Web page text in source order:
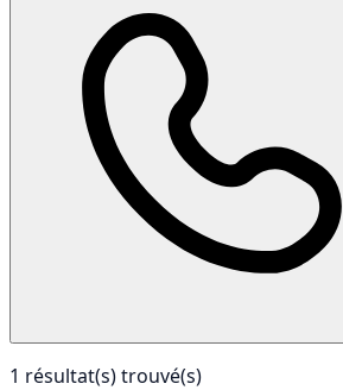
1 résultat(s) trouvé(s)